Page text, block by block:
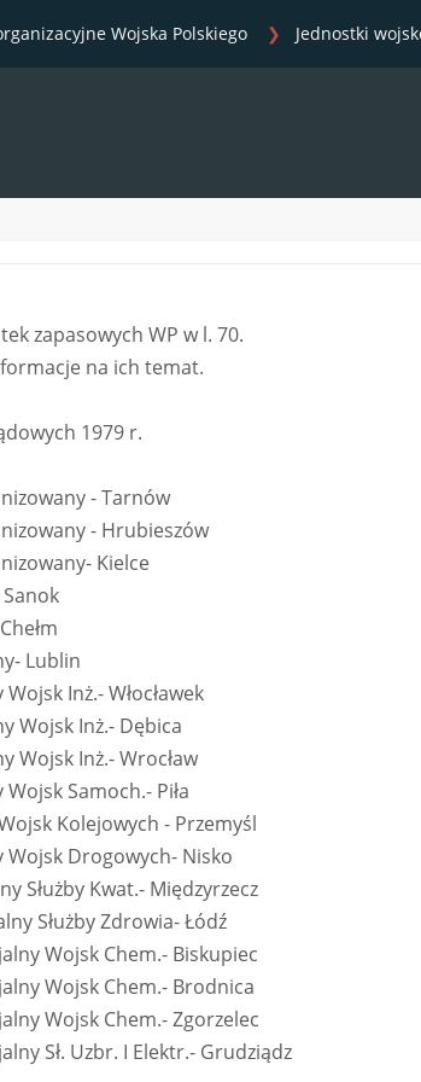
Wojska Polskiego Jednostki
zapasowych WP w l. 70.
na ich temat.
1979 r.
- Tarnów
- Hrubieszów
Kielce
Sanok
Lublin
Inż.- Włocławek
Wojsk Inż.- Dębica
Wojsk Inż.- Wrocław
Samoch.- Piła
Kolejowych - Przemyśl
Wojsk Drogowych- Nisko
Służby Kwat.- Międzyrzecz
Służby Zdrowia- Łódź
Wojsk Chem.- Biskupiec
Wojsk Chem.- Brodnica
Wojsk Chem.- Zgorzelec
Sł. Uzbr. I Elektr.- Grudziądz